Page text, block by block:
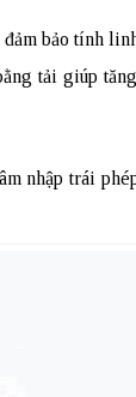
bảo tính
tải giúp
nhập trái